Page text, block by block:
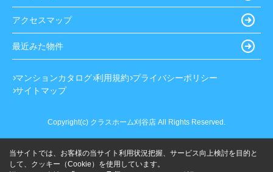
アクセスマップ
最近みた物件
マンションカタログ 利用規約 プライバシーポリシー
サイトマップ
Copyright(c) クラスホーム刈谷店 All Rights Reserved.
当サイトでは、お客様の当サイト利用状況把握、サービス向上検討を目的と
して、クッキー（Cookie）を使用しています。